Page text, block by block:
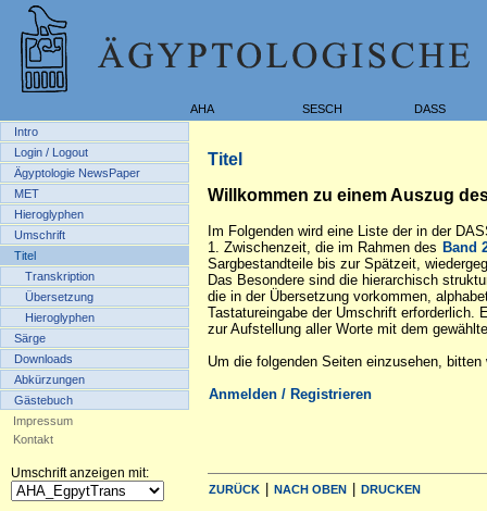
AHA SESCH
DASS
Intro
Login / Logout
Ägyptologie NewsPaper
MET
Hieroglyphen
Umschrift
Titel
Transkription
Übersetzung
Hieroglyphen
Särge
Downloads
Abkürzungen
Gästebuch
Impressum
Kontakt
Umschrift anzeigen mit:
Titel
Willkommen zu einem Auszug
Im Folgenden wird eine Liste der in der
1. Zwischenzeit, die im Rahmen des Band
Sargbestandteile bis zur Spätzeit,
Das Besondere sind die hierarchisch
die in der Übersetzung vorkommen,
Tastatureingabe der Umschrift erforderlich.
zur Aufstellung aller Worte mit dem
Um die folgenden Seiten einzusehen,
Anmelden / Registrieren
ZURÜCK NACH OBEN DRUCKEN